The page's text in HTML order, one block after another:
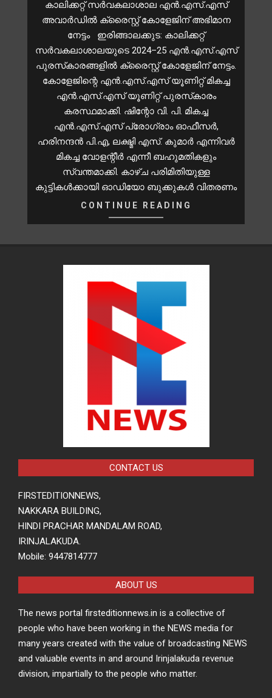
കാലിക്കറ്റ് സർവകലാശാല എൻ.എസ്.എസ്
അവാർഡിൽ ക്രൈസ്റ്റ് കോളേജിന് അഭിമാന
നേട്ടം ഇരിങ്ങാലക്കുട: കാലിക്കറ്റ്
സർവകലാശാലയുടെ 2024–25 എൻ.എസ്.എസ്
പുരസ്‌കാരങ്ങളിൽ ക്രൈസ്റ്റ് കോളേജിന് നേട്ടം.
കോളേജിന്റെ എൻ.എസ്.എസ് യൂണിറ്റ് മികച്ച
എൻ.എസ്.എസ് യൂണിറ്റ് പുരസ്‌കാരം
കരസ്ഥമാക്കി. ഷിന്റോ വി. പി. മികച്ച
എൻ.എസ്.എസ് പ്രോഗ്രാം ഓഫീസർ,
ഹരിനന്ദൻ പി.എ, ലക്ഷ്മി എസ്. കുമാർ എന്നിവർ
മികച്ച വോളന്റീർ എന്നീ ബഹുമതികളും
സ്വന്തമാക്കി. കാഴ്ച പരിമിതിയുള്ള
കുട്ടികൾക്കായി ഓഡിയോ ബുക്കുകൾ വിതരണം
CONTINUE READING
CONTACT US
FIRSTEDITIONNEWS,
NAKKARA BUILDING,
HINDI PRACHAR MANDALAM ROAD,
IRINJALAKUDA.
Mobile: 9447814777
ABOUT US
The news portal firsteditionnews.in is a collective of
people who have been working in the NEWS media for
many years created with the value of broadcasting NEWS
and valuable events in and around Irinjalakuda revenue
division, impartially to the people who matter.